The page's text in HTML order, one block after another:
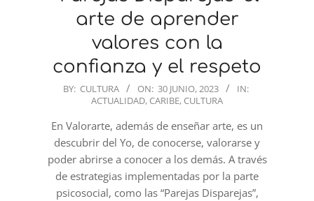
arte de aprender
valores con la
confianza y el respeto
2023-
30
BY: CULTURA ON: 30 JUNIO, 2023
IN:
ACTUALIDAD, CARIBE, CULTURA
En Valorarte, además de enseñar arte, es un
descubrir del Yo, de conocerse, valorarse y
poder abrirse a conocer a los demás. A través
de estrategias implementadas por la parte
psicosocial, como las “Parejas Disparejas”,